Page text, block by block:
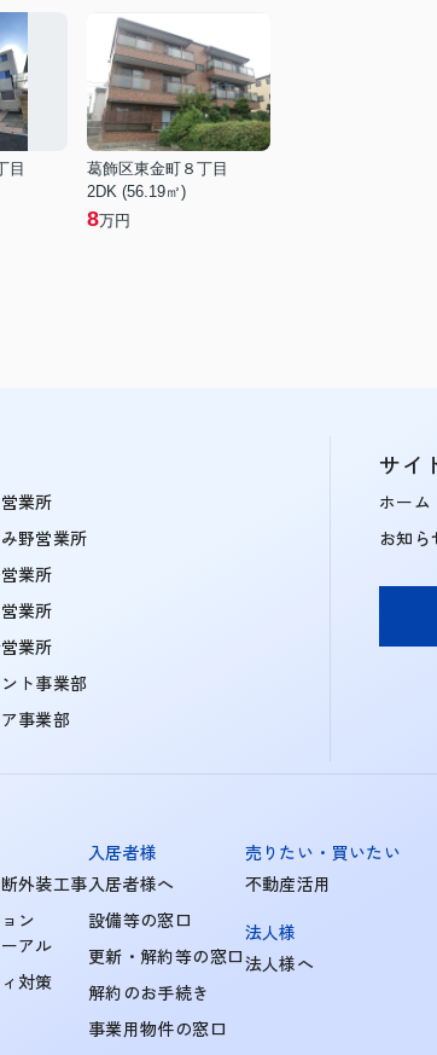
目
葛飾区東金町８丁目
2DK (56.19㎡)
8万円
業所
野営業所
業所
業所
業所
ト事業部
事業部
サイ
ホーム
お知ら
外装工事
ン
アル
対策
入居者様
入居者様へ
設備等の窓口
更新・解約等の窓口
解約のお手続き
事業用物件の窓口
売りたい・買いたい
不動産活用
法人様
法人様へ